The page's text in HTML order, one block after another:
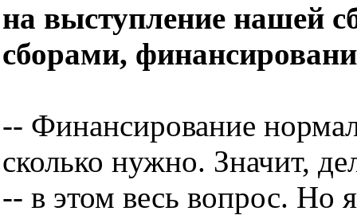
на выступление нашей
сборами,
-- Финансирование
сколько нужно. Значит,
-- в этом весь вопрос. Но